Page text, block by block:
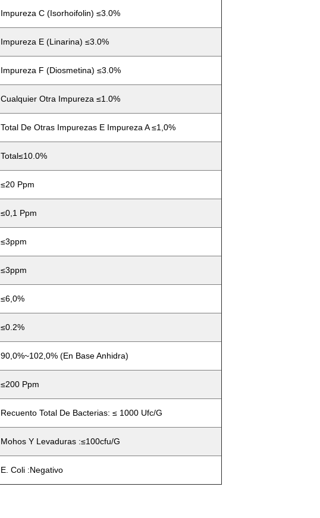
Impureza C (Isorhoifolin) ≤3.0%
Impureza E (linarina) ≤3.0%
Impureza F (Diosmetina) ≤3.0%
Cualquier Otra Impureza ≤1.0%
Total De Otras Impurezas E Impureza A ≤1,0%
Total≤10.0%
≤20 Ppm
≤0,1 Ppm
≤3ppm
≤3ppm
≤6,0%
≤0.2%
90,0%~102,0% (en Base Anhidra)
≤200 Ppm
Recuento Total De Bacterias: ≤ 1000 Ufc/g
Mohos Y Levaduras :≤100cfu/g
E. Coli :Negativo